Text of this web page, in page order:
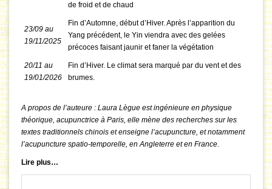
de froid et de chaud
23/09 au
19/11/2025
Fin d’Automne, début d’Hiver. Après l’apparition du
Yang précédent, le Yin viendra avec des gelées
précoces faisant jaunir et faner la végétation
20/11 au
19/01/2026
Fin d’Hiver. Le climat sera marqué par du vent et des
brumes.
A propos de l’auteure : Laura Lègue est ingénieure en physique
théorique, acupunctrice à Paris, elle mène des recherches sur les
textes traditionnels chinois et enseigne l’acupuncture, et notamment
l’acupuncture spatio-temporelle, en Angleterre et en France.
Lire plus…